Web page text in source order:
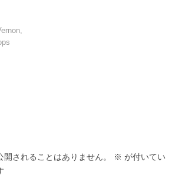
開されることはありません。 ※ が付いてい